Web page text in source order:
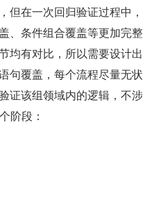
但在一次回归验证过程中，
、条件组合覆盖等更加完整
均有对比，所以需要设计出
句覆盖，每个流程尽量无状
证该组领域内的逻辑，不涉
阶段：